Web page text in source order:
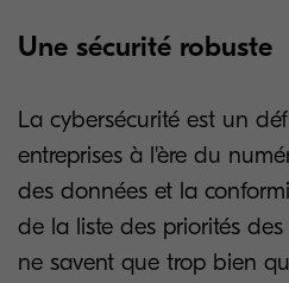
Une sécurité robuste
La cybersécurité est un
entreprises à l'ère du
des données et la
de la liste des priorités
ne savent que trop bien